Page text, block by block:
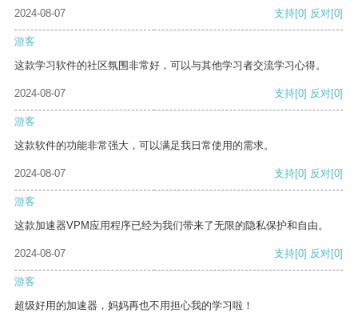
2024-08-07 支持[0] 反对[0]
游客
这款学习软件的社区氛围非常好，可以与其他学习者交流学习心得。
2024-08-07 支持[0] 反对[0]
游客
这款软件的功能非常强大，可以满足我日常使用的需求。
2024-08-07 支持[0] 反对[0]
游客
这款加速器VPM应用程序已经为我们带来了无限的隐私保护和自由。
2024-08-07 支持[0] 反对[0]
游客
超级好用的加速器，妈妈再也不用担心我的学习啦！